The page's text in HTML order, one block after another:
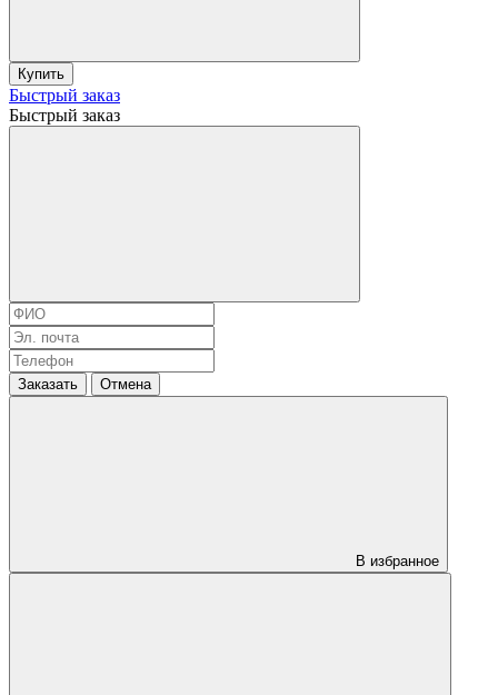
Купить
Быстрый заказ
Быстрый заказ
Заказать Отмена
В избранное